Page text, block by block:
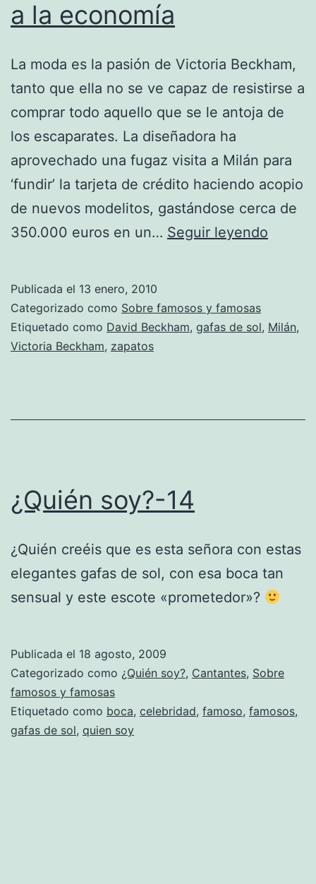
a la economía
La moda es la pasión de Victoria Beckham,
tanto que ella no se ve capaz de resistirse a
comprar todo aquello que se le antoja de
los escaparates. La diseñadora ha
aprovechado una fugaz visita a Milán para
‘fundir’ la tarjeta de crédito haciendo acopio
de nuevos modelitos, gastándose cerca de
350.000 euros en un… Seguir leyendo
la
Publicada el 13 enero, 2010
Categorizado como Sobre famosos y famosas
Etiquetado como David Beckham, gafas de sol, Milán,
Victoria Beckham, zapatos
¿Quién soy?-14
¿Quién creéis que es esta señora con estas
elegantes gafas de sol, con esa boca tan
sensual y este escote «prometedor»?
Publicada el 18 agosto, 2009
Categorizado como ¿Quién soy?, Cantantes, Sobre
famosos y famosas
Etiquetado como boca, celebridad, famoso, famosos,
gafas de sol, quien soy